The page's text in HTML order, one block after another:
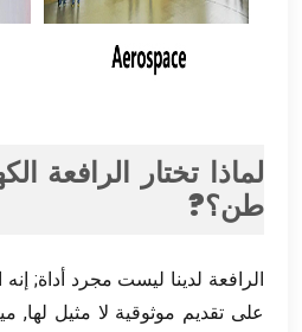
طن؟?
الرافعة لدينا ليست مجرد أداة;
على تقديم موثوقية لا مثيل لها,